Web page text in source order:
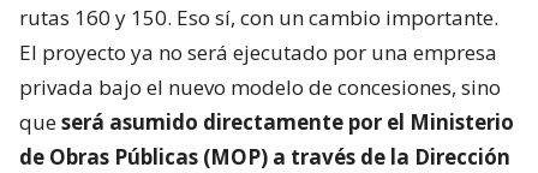
rutas 160 y 150. Eso sí, con un cambio importante.
El proyecto ya no será ejecutado por una empresa
privada bajo el nuevo modelo de concesiones, sino
queserá asumido directamente por el Ministerio
de Obras Públicas (MOP) a través de la Dirección